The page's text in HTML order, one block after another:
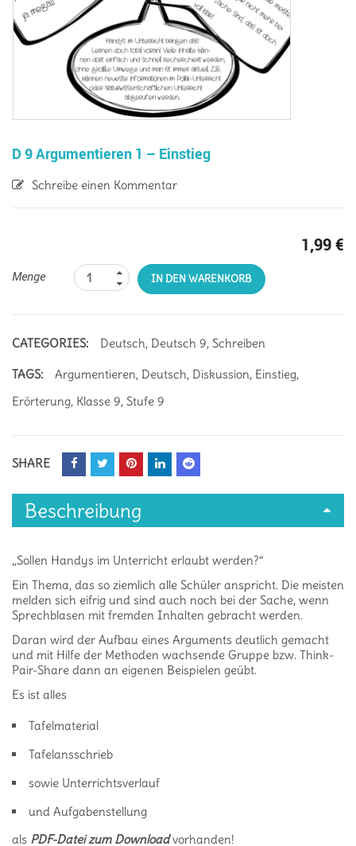
D 9 Argumentieren 1 – Einstieg
Schreibe einen Kommentar
1,99€
Menge IN DEN WARENKORB
CATEGORIES: Deutsch, Deutsch 9, Schreiben
TAGS: Argumentieren, Deutsch, Diskussion, Einstieg,
Erörterung, Klasse 9, Stufe 9
SHARE
Beschreibung
„Sollen Handys im Unterricht erlaubt werden?“
Ein Thema, das so ziemlich alle Schüler anspricht. Die meisten
melden sich eifrig und sind auch noch bei der Sache, wenn
Sprechblasen mit fremden Inhalten gebracht werden.
Daran wird der Aufbau eines Arguments deutlich gemacht
und mit Hilfe der Methoden wachsende Gruppe bzw. Think-
Pair-Share dann an eigenen Beispielen geübt.
Es ist alles
Tafelmaterial
Tafelansschrieb
sowie Unterrichtsverlauf
und Aufgabenstellung
als PDF-Datei zum Downloadvorhanden!